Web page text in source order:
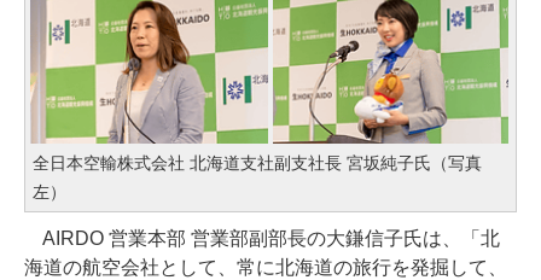
全日本空輸株式会社 北海道支社副支社長 宮坂純子氏（写真
左）
AIRDO 営業本部 営業部副部長の大鎌信子氏は、「北
海道の航空会社として、常に北海道の旅行を発掘して、